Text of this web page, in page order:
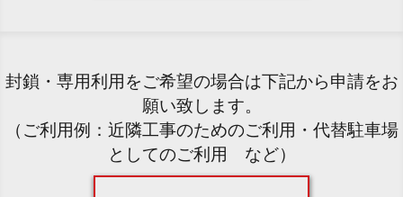
封鎖・専用利用をご希望の場合は下記から申請をお
願い致します。
（ご利用例：近隣工事のためのご利用・代替駐車場
としてのご利用 など）